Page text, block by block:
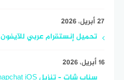
27 أبريل، 2026
تحميل إنستقرام عربي للآيفون 2026 الرسمي اخر إصدار
16 أبريل، 2026